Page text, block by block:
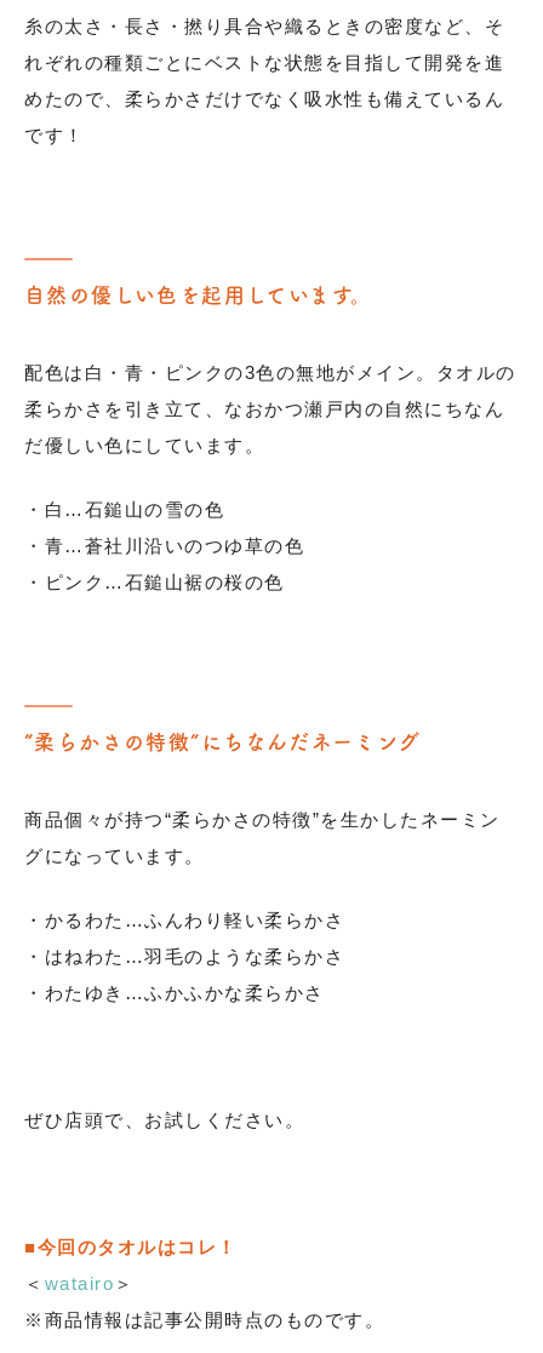
糸の太さ・長さ・撚り具合や織るときの密度など、そ
れぞれの種類ごとにベストな状態を目指して開発を進
めたので、柔らかさだけでなく吸水性も備えているん
です！
自然の優しい色を起用しています。
配色は白・青・ピンクの3色の無地がメイン。タオルの
柔らかさを引き立て、なおかつ瀬戸内の自然にちなん
だ優しい色にしています。
・白…石鎚山の雪の色
・青…蒼社川沿いのつゆ草の色
・ピンク…石鎚山裾の桜の色
”柔らかさの特徴”にちなんだネーミング
商品個々が持つ“柔らかさの特徴”を生かしたネーミン
グになっています。
・かるわた…ふんわり軽い柔らかさ
・はねわた…羽毛のような柔らかさ
・わたゆき…ふかふかな柔らかさ
ぜひ店頭で、お試しください。
■今回のタオルはコレ！
＜ watairo ＞
※商品情報は記事公開時点のものです。